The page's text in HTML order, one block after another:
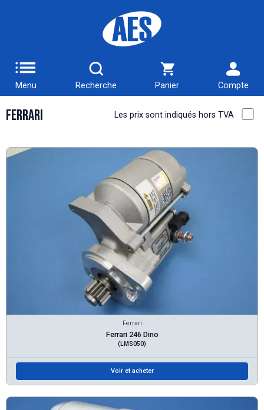
Menu Recherche Panier Compte
Ferrari Les prix sont indiqués hors TVA
Ferrari
Ferrari 246 Dino
(LMS050)
Voir et acheter